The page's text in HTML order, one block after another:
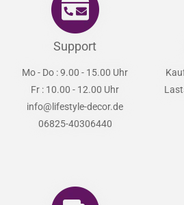
Support
Mo - Do : 9.00 - 15.00 Uhr
Fr : 10.00 - 12.00 Uhr
info@lifestyle-decor.de
06825-40306440